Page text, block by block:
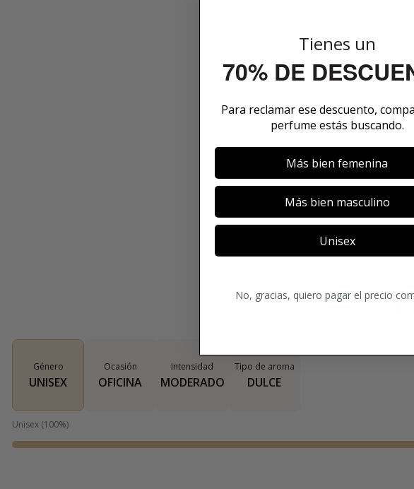
Género
UNISEX
Ocasión
OFICINA
Intensidad
MODERADO
Tipo de aroma
DULCE
Unisex (100%)
Tienes un
70% DE
Para reclamar ese descuento,
perfume estás buscando.
Más bien femenina
Más bien masculino
Unisex
No, gracias, quiero pagar el precio